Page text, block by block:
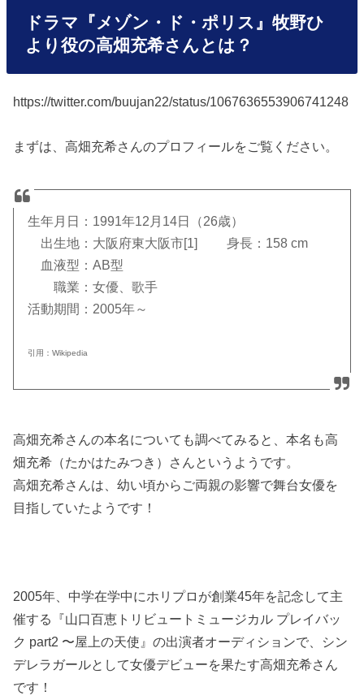
ドラマ『メゾン・ド・ポリス』牧野ひ
より役の高畑充希さんとは？
https://twitter.com/buujan22/status/1067636553906741248
まずは、高畑充希さんのプロフィールをご覧ください。
生年月日：1991年12月14日（26歳）
出生地：大阪府東大阪市[1] 身長：158 cm
血液型：AB型
職業：女優、歌手
活動期間：2005年～
引用：Wikipedia
高畑充希さんの本名についても調べてみると、本名も高
畑充希（たかはたみつき）さんというようです。
高畑充希さんは、幼い頃からご両親の影響で舞台女優を
目指していたようです！
2005年、中学在学中にホリプロが創業45年を記念して主
催する『山口百恵トリビュートミュージカル プレイバッ
ク part2 〜屋上の天使』の出演者オーディションで、シン
デレラガールとして女優デビューを果たす高畑充希さん
です！